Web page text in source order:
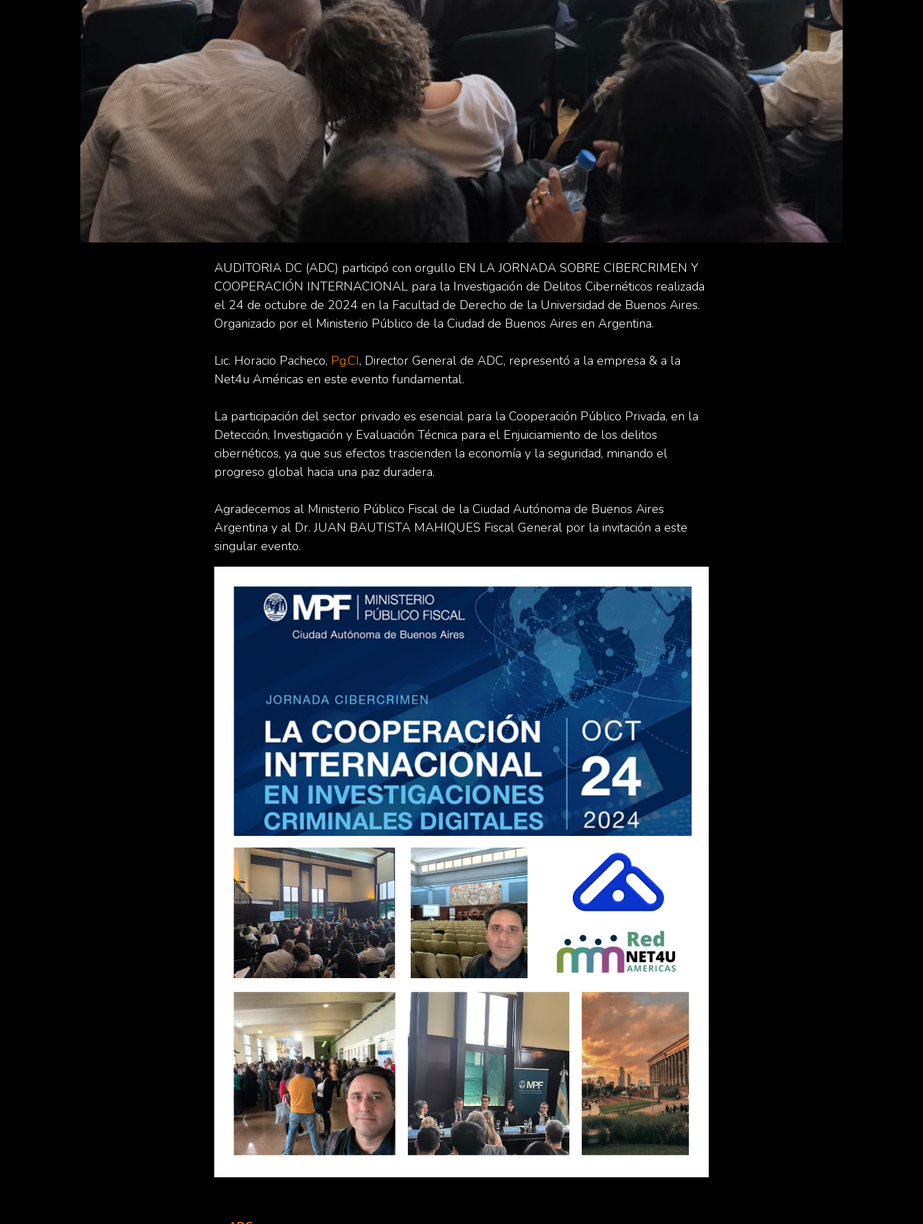
AUDITORIA DC (ADC) participó con orgullo EN LA JORNADA SOBRE CIBERCRIMEN Y
COOPERACIÓN INTERNACIONAL para la Investigación de Delitos Cibernéticos realizada
el 24 de octubre de 2024 en la Facultad de Derecho de la Universidad de Buenos Aires.
Organizado por el Ministerio Público de la Ciudad de Buenos Aires en Argentina.
Lic. Horacio Pacheco, Pg.CI, Director General de ADC, representó a la empresa & a la
Net4u Américas en este evento fundamental.
La participación del sector privado es esencial para la Cooperación Público Privada, en la
Detección, Investigación y Evaluación Técnica para el Enjuiciamiento de los delitos
cibernéticos, ya que sus efectos trascienden la economía y la seguridad, minando el
progreso global hacia una paz duradera.
Agradecemos al Ministerio Público Fiscal de la Ciudad Autónoma de Buenos Aires
Argentina y al Dr. JUAN BAUTISTA MAHIQUES Fiscal General por la invitación a este
singular evento.